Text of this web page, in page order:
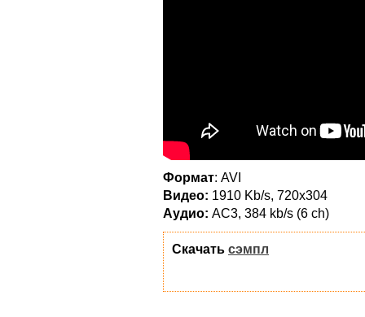
Формат: AVI
Видео: 1910 Kb/s, 720x304
Аудио: AC3, 384 kb/s (6 ch)
Скачать сэмпл